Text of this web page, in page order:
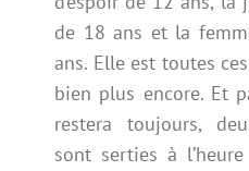
de 18 ans et la
ans. Elle est toutes
bien plus encore. Et
restera toujours,
sont serties à